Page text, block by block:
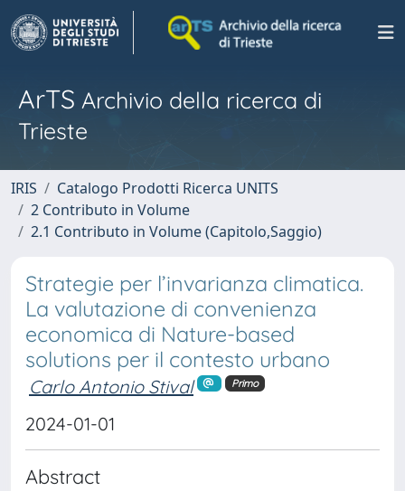
ArTS Archivio della ricerca di
Trieste
IRIS
Catalogo Prodotti Ricerca UNITS
2 Contributo in Volume
2.1 Contributo in Volume (Capitolo,Saggio)
Strategie per l’invarianza climatica.
La valutazione di convenienza
economica di Nature-based
solutions per il contesto urbano
Carlo Antonio Stival Primo
2024-01-01
Abstract